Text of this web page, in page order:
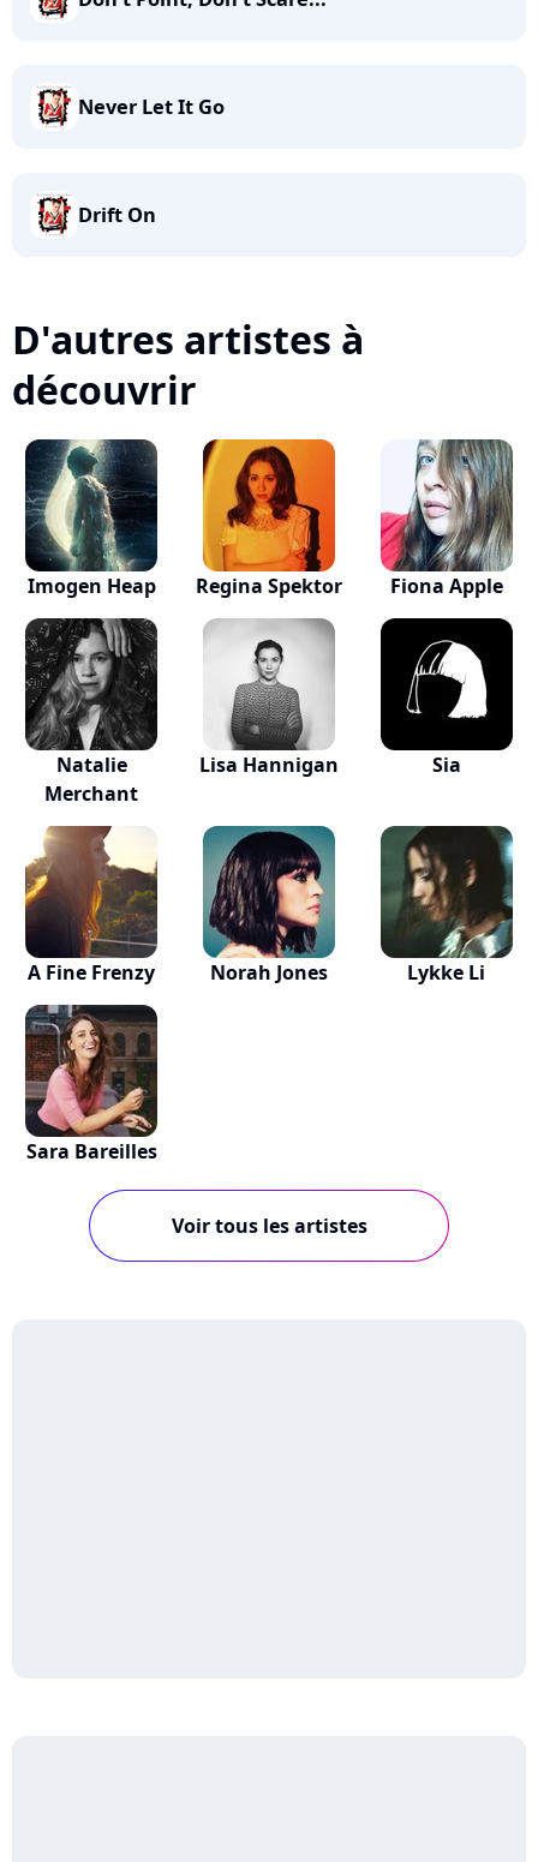
Never Let It Go
Drift On
D'autres artistes à
découvrir
Imogen Heap Regina Spektor Fiona Apple
Natalie
Merchant
Lisa Hannigan Sia
A Fine Frenzy Norah Jones Lykke Li
Sara Bareilles
Voir tous les artistes